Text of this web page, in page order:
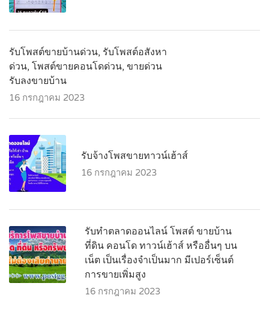
รับโพสต์ขายบ้านด่วน, รับโพสต์อสังหา
ด่วน, โพสต์ขายคอนโดด่วน, ขายด่วน
รับลงขายบ้าน
16 กรกฎาคม 2023
รับจ้างโพสขายทาวน์เฮ้าส์
16 กรกฎาคม 2023
รับทำตลาดออนไลน์ โพสต์ ขายบ้าน
ที่ดิน คอนโด ทาวน์เฮ้าส์ หรืออื่นๆ บน
เน็ต เป็นเรื่องจำเป็นมาก มีเปอร์เซ็นต์
การขายเพิ่มสูง
16 กรกฎาคม 2023